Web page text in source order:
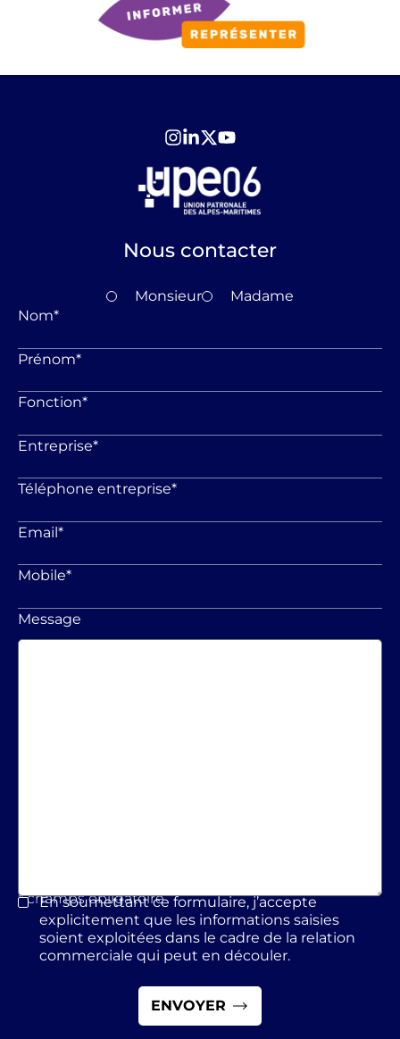
Nous contacter
Monsieur
Madame
Nom*
Prénom*
Fonction*
Entreprise*
Téléphone entreprise*
Email*
Mobile*
Message
* champs obligatoire
En soumettant ce formulaire, j’accepte
explicitement que les informations saisies
soient exploitées dans le cadre de la relation
commerciale qui peut en découler.